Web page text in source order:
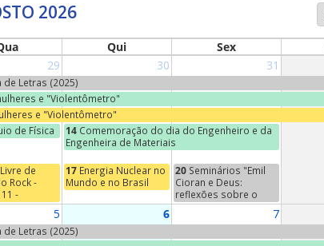
2026
Qui Sex
29 30 31
Letras (2025)
e "Violentômetro"
e "Violentômetro"
de Física 14 Comemoração do dia do Engenheiro e da
Engenheira de Materiais
de
Rock -
-
do Indie
17 Energia Nuclear no
Mundo e no Brasil
20 Seminários "Emil
Cioran e Deus:
reflexões sobre o
Nada". Terceiro
Cioran
5 6 7
Letras (2025)